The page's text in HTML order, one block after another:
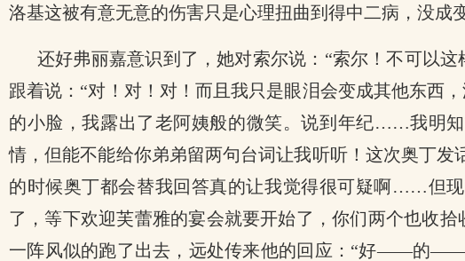
洛基这被有意无意的伤害只是心理扭曲到得中二病，没
还好弗丽嘉意识到了，她对索尔说：“索尔！不可以
跟着说：“对！对！对！而且我只是眼泪会变成其他东西
的小脸，我露出了老阿姨般的微笑。说到年纪……我明
情，但能不能给你弟弟留两句台词让我听听！这次奥丁
的时候奥丁都会替我回答真的让我觉得很可疑啊……但
了，等下欢迎芙蕾雅的宴会就要开始了，你们两个也收
一阵风似的跑了出去，远处传来他的回应：“好——的